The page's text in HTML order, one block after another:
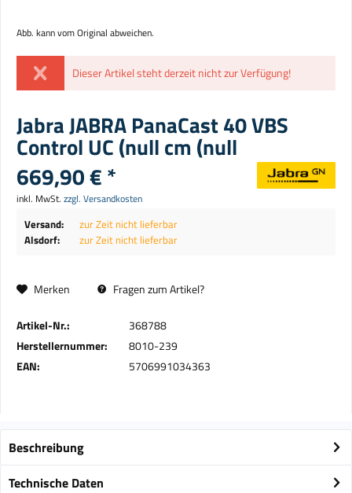
Abb. kann vom Original abweichen.
Dieser Artikel steht derzeit nicht zur Verfügung!
Jabra JABRA PanaCast 40 VBS
Control UC (null cm (null
669,90 € *
inkl. MwSt. zzgl. Versandkosten
Versand:
zur Zeit nicht lieferbar
Alsdorf:
zur Zeit nicht lieferbar
Merken Fragen zum Artikel?
Artikel-Nr.:
368788
Herstellernummer:
8010-239
EAN:
5706991034363
Beschreibung
Technische Daten